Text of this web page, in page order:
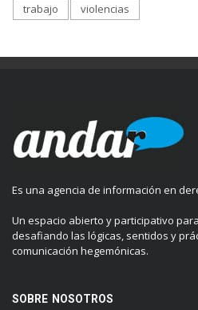
trabajo
violencias
Es una agencia de información en
Un espacio abierto y participativo
desafiando las lógicas, sentidos y
comunicación hegemónicas.
SOBRE NOSOTROS